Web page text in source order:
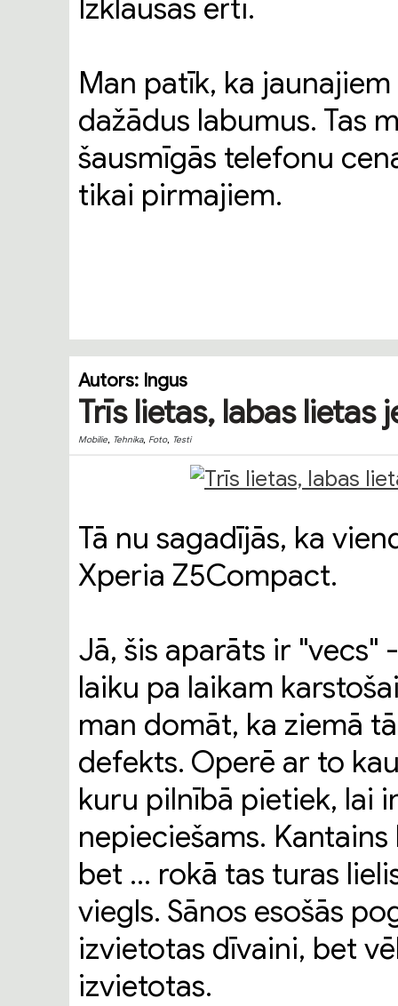
Izklausās ērti.
Man patīk, ka
dažādus labumus. Tas
šausmīgās telefonu
tikai pirmajiem.
Autors: Ingus
Trīs lietas, labas lietas
Mobilie, Tehnika, Foto, Testi
Tā nu sagadījās, ka
Xperia Z5Compact.
Jā, šis aparāts ir "vecs"
laiku pa laikam
man domāt, ka ziemā
defekts. Operē ar to
kuru pilnībā pietiek, lai
nepieciešams.
bet ... rokā tas turas
viegls. Sānos esošās
izvietotas dīvaini, bet
izvietotas.